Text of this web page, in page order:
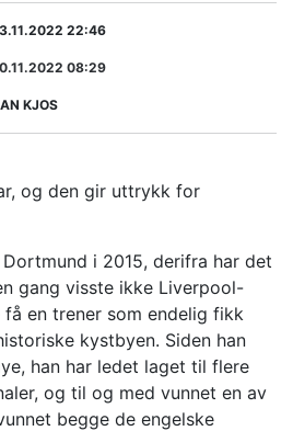
22:46
08:29
KJOS
og den gir uttrykk for
i 2015, derifra har det
gang visste ikke Liverpool-
en trener som endelig fikk
kystbyen. Siden han
han har ledet laget til flere
og til og med vunnet en av
begge de engelske